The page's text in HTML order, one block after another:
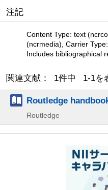
注記
Content Type: text
(ncrmedia), Carrier
Includes bibliographical
関連文献： 1件中 1-1を
Routledge
Routledge